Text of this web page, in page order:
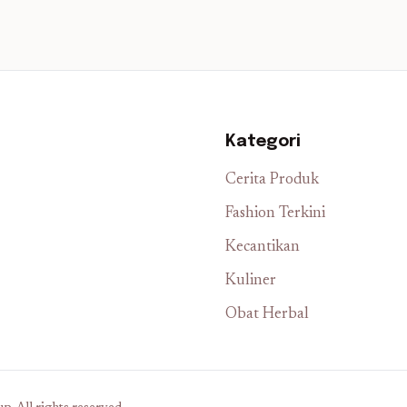
Kategori
Cerita Produk
Fashion Terkini
Kecantikan
Kuliner
Obat Herbal